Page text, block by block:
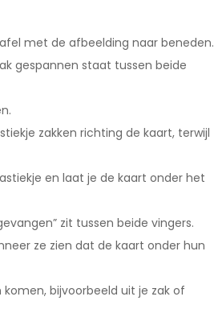
met de afbeelding naar beneden.
gespannen staat tussen beide
zakken richting de kaart, terwijl
en laat je de kaart onder het
zit tussen beide vingers.
ze zien dat de kaart onder hun
bijvoorbeeld uit je zak of